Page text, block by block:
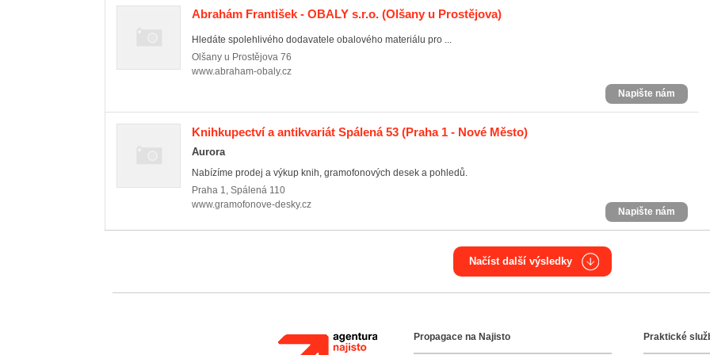
Abrahám František - OBALY s.r.o. (Olšany u Prostějova)
Hledáte spolehlivého dodavatele obalového materiálu pro ...
Olšany u Prostějova 76
www.abraham-obaly.cz
Napište nám
Knihkupectví a antikvariát Spálená 53 (Praha 1 - Nové Město)
Aurora
Nabízíme prodej a výkup knih, gramofonových desek a pohledů.
Praha 1, Spálená 110
www.gramofonove-desky.cz
Napište nám
Načíst další výsledky
Agentura NajistoPropagace na Najisto Praktické